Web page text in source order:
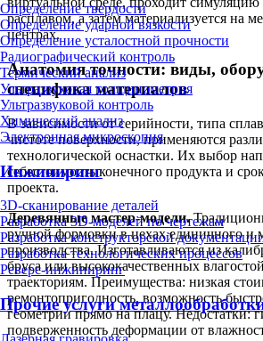
Определение твердости
Определение ударной вязкости
Определение усталостной прочности
Радиографический контроль
Термический анализ
Ультразвуковая толщинометрия
Ультразвуковой контроль
Химический анализ
Электронная микроскопия
Инжиниринг
3D-сканирование деталей
Разработка 3D-моделей по чертежам
Разработка конструкторской
Разработка технологических процессов
Реверс-инжиниринг
Прочие услуги
расплавом, а затем материализуется на
центрах.
Анатомия точности: виды,
специфика материалов
В зависимости от серийности, типа
чистоте поверхности, применяются
технологической оснастки. Их выбор
себестоимость конечного продукта и
проекта.
Деревянные мастер-модели.
ручной формовки в цехах единичного и
производства. Изготавливаются из
бруса или высококачественных
траекториям. Преимущества: низкая
ремонтопригодность, возможность
геометрии прямо на плацу. Недостатки:
подверженность деформации от